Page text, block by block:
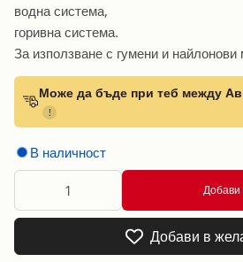
водна система,
горивна система.
За използване с гумени и найлонови
Може да бъде при теб между
!
В наличност
Добави
Добави в